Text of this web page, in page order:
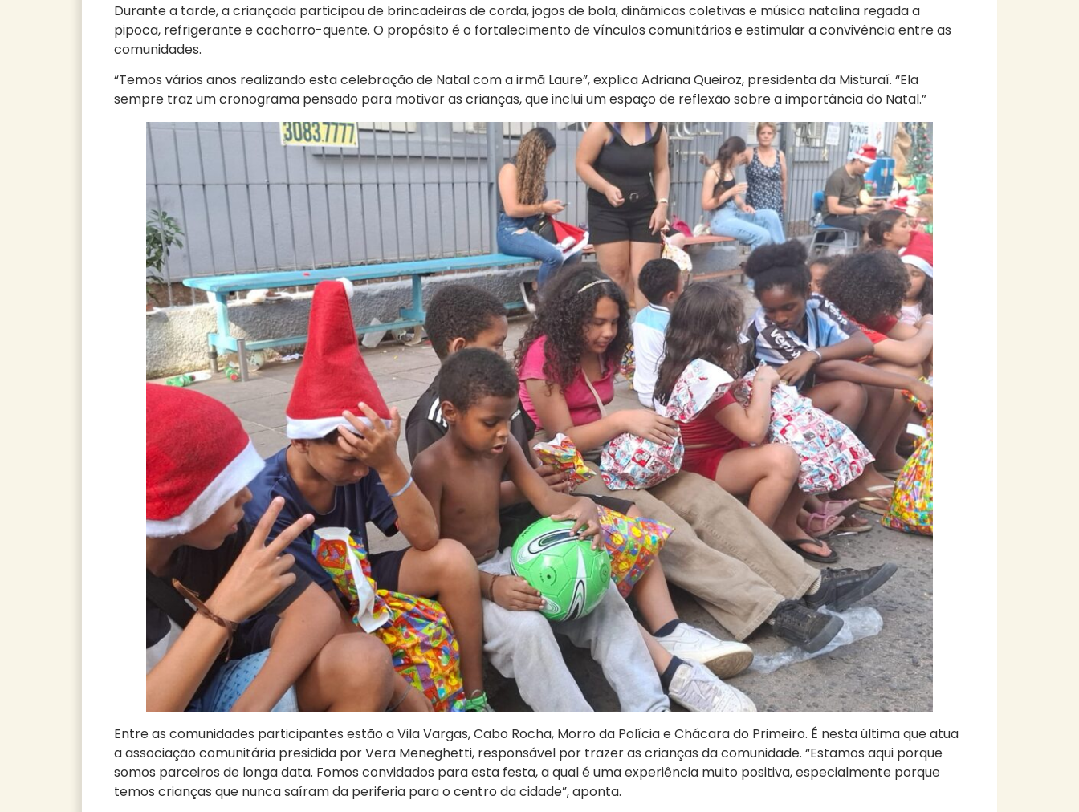
Durante a tarde, a criançada participou de brincadeiras de corda, jogos de bola, dinâmicas coletivas e música natalina regada a
pipoca, refrigerante e cachorro-quente. O propósito é o fortalecimento de vínculos comunitários e estimular a convivência entre as
comunidades.
“Temos vários anos realizando esta celebração de Natal com a irmã Laure”, explica Adriana Queiroz, presidenta da Misturaí. “Ela
sempre traz um cronograma pensado para motivar as crianças, que inclui um espaço de reflexão sobre a importância do Natal.”
Entre as comunidades participantes estão a Vila Vargas, Cabo Rocha, Morro da Polícia e Chácara do Primeiro. É nesta última que atua
a associação comunitária presidida por Vera Meneghetti, responsável por trazer as crianças da comunidade. “Estamos aqui porque
somos parceiros de longa data. Fomos convidados para esta festa, a qual é uma experiência muito positiva, especialmente porque
temos crianças que nunca saíram da periferia para o centro da cidade”, aponta.